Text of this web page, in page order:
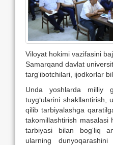
Viloyat hokimi vazifasini
Samarqand davlat
targ‘ibotchilari, ijodkorlar
Unda yoshlarda milliy
tuyg‘ularini shakllantirish,
qilib tarbiyalashga
takomillashtirish masalasi
tarbiyasi bilan bog‘liq
ularning